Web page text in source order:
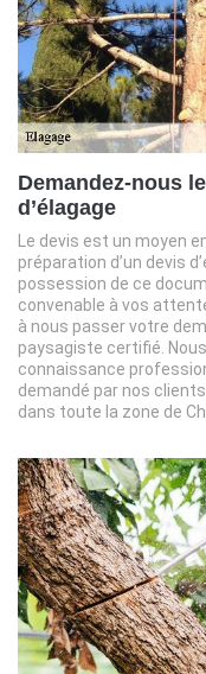
Demandez-nous
d’élagage
Le devis est un moyen
préparation d’un devis
possession de ce
convenable à vos
à nous passer votre
paysagiste certifié.
connaissance
demandé par nos
dans toute la zone de